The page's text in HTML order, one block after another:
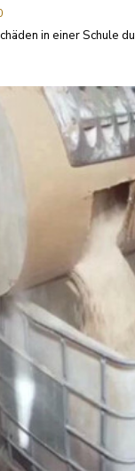
in einer Schule